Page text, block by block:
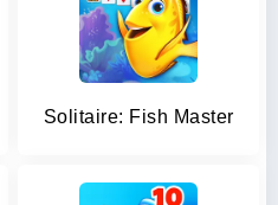
Solitaire: Fish Master